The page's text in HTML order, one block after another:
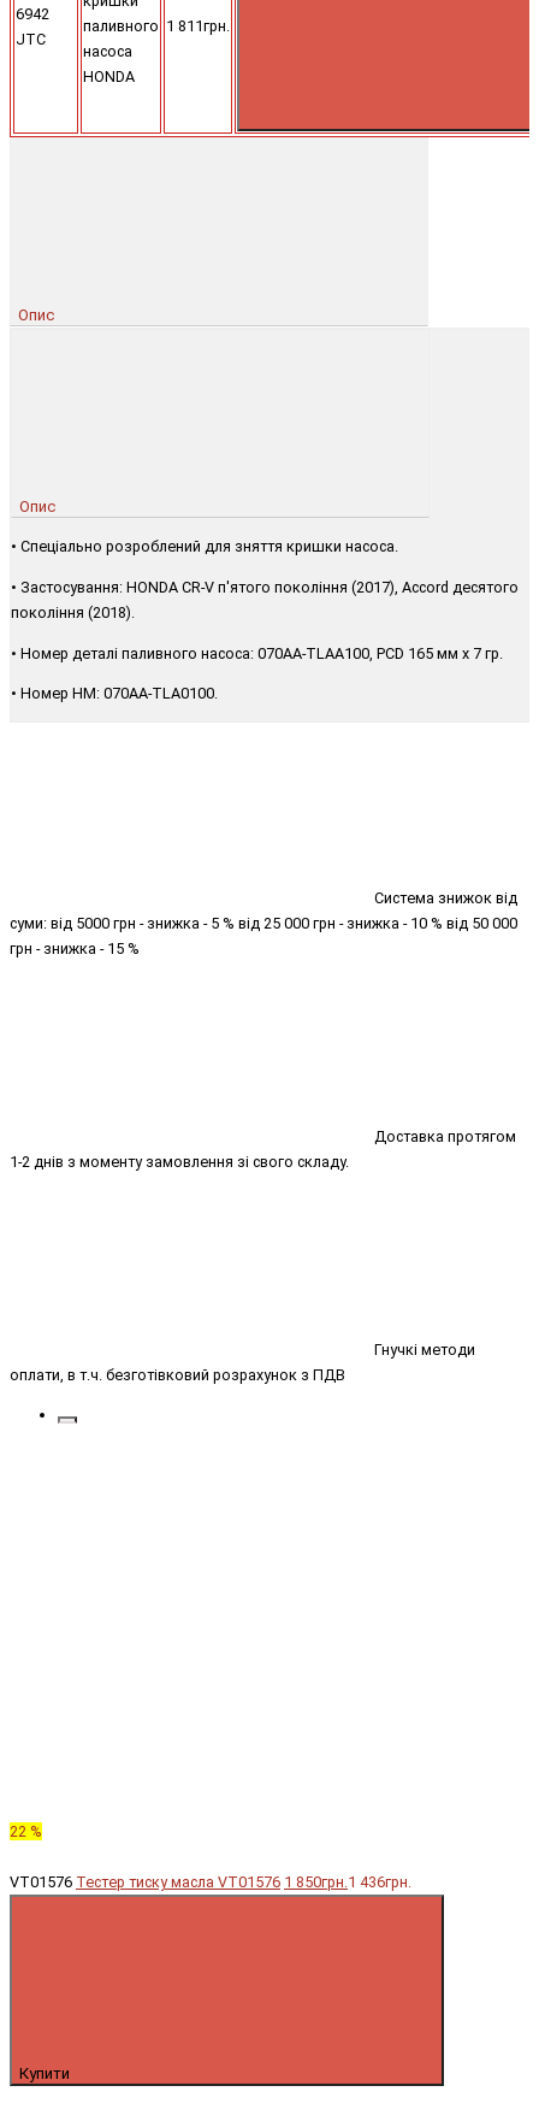
6942
JTC
паливного
насоса
HONDA
1 811грн.
Опис
Опис
• Спеціально розроблений для зняття кришки насоса.
• Застосування: HONDA CR-V п'ятого покоління (2017), Accord десятого
покоління (2018).
• Номер деталі паливного насоса: 070AA-TLAA100, PCD 165 мм x 7 гр.
• Номер HM: 070AA-TLA0100.
Система знижок від
суми: від 5000 грн - знижка - 5 % від 25 000 грн - знижка - 10 % від 50 000
грн - знижка - 15 %
Доставка протягом
1-2 днів з моменту замовлення зі свого складу.
Гнучкі методи
оплати, в т.ч. безготівковий розрахунок з ПДВ
22 %
VT01576 Тестер тиску масла VT01576 1 850грн.1 436грн.
Купити